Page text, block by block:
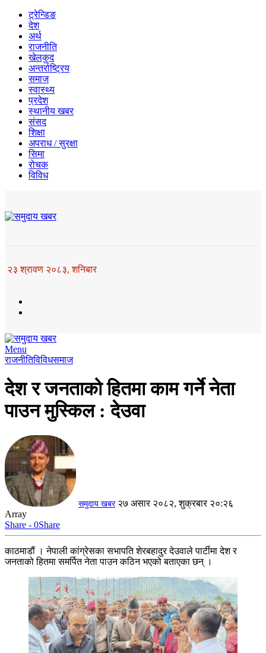
ट्रेन्डिङ
देश
अर्थ
राजनीति
खेलकुद
अन्तर्राष्ट्रिय
समाज
स्वास्थ्य
प्रदेश
स्थानीय खबर
संसद
शिक्षा
अपराध / सुरक्षा
सिमा
रोचक
विविध
२३ श्रावण २०८३, शनिबार
Menu
राजनीतिविविधसमाज
देश र जनताको हितमा काम गर्ने नेता
पाउन मुस्किल : देउवा
समुदाय खबर २७ असार २०८२, शुक्रबार २०:२६
Array
Share - 0Share
काठमाडौं । नेपाली कांग्रेसका सभापति शेरबहादुर देउवाले पार्टीमा देश र
जनताको हितमा समर्पित नेता पाउन कठिन भएको बताएका छन् ।